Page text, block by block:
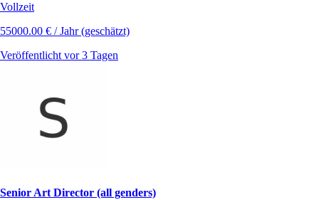
Vollzeit
55000.00 € / Jahr (geschätzt)
Veröffentlicht vor 3 Tagen
Senior Art Director (all genders)